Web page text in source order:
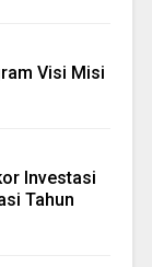
Visi Misi
Investasi
Tahun